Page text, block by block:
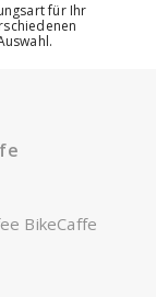
für Ihr
BikeCaffe